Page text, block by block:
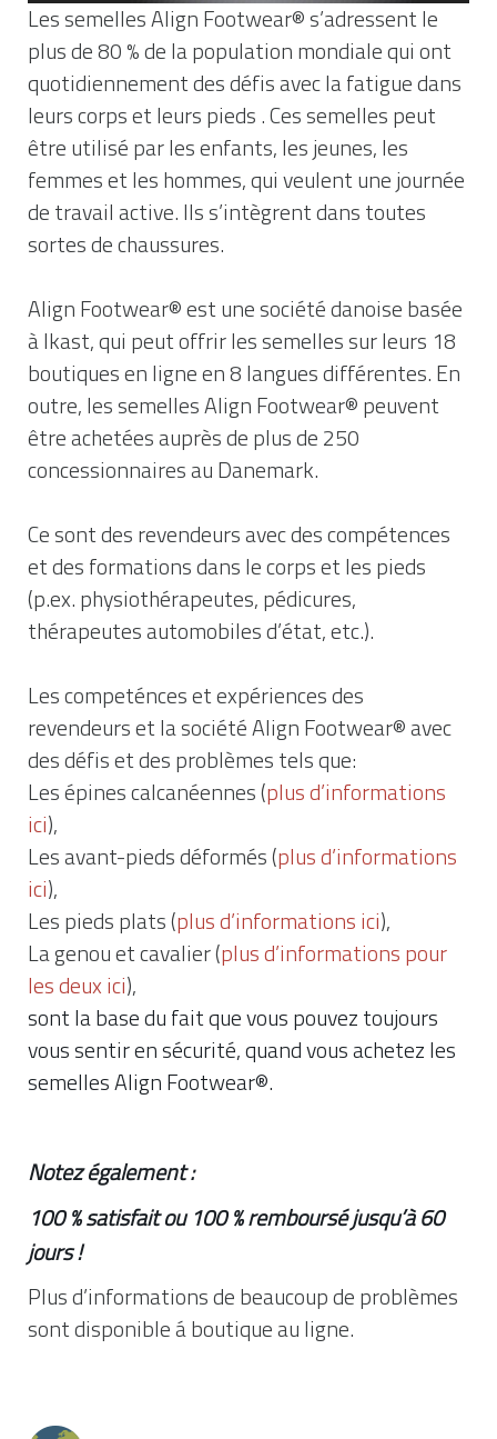
Les semelles Align Footwear® s’adressent le
plus de 80 % de la population mondiale qui ont
quotidiennement des défis avec la fatigue dans
leurs corps et leurs pieds . Ces semelles peut
être utilisé par les enfants, les jeunes, les
femmes et les hommes, qui veulent une journée
de travail active. Ils s’intègrent dans toutes
sortes de chaussures.
Align Footwear® est une société danoise basée
à Ikast, qui peut offrir les semelles sur leurs 18
boutiques en ligne en 8 langues différentes. En
outre, les semelles Align Footwear® peuvent
être achetées auprès de plus de 250
concessionnaires au Danemark.
Ce sont des revendeurs avec des compétences
et des formations dans le corps et les pieds
(p.ex. physiothérapeutes, pédicures,
thérapeutes automobiles d’état, etc.).
Les competénces et expériences des
revendeurs et la société Align Footwear® avec
des défis et des problèmes tels que:
Les épines calcanéennes (plus d’informations
ici),
Les avant-pieds déformés (plus d’informations
ici),
Les pieds plats (plus d’informations ici),
La genou et cavalier (plus d’informations pour
les deux ici),
sont la base du fait que vous pouvez toujours
vous sentir en sécurité, quand vous achetez les
semelles Align Footwear®.
Notez également :
100 % satisfait ou 100 % remboursé jusqu’à 60
jours !
Plus d’informations de beaucoup de problèmes
sont disponible á boutique au ligne.